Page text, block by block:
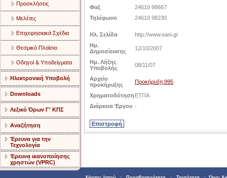
Προσκλήσεις
Μελέτες
Επιχειρησιακά Σχέδια
Θεσμικό Πλαίσιο
Οδηγοί & Υποδείγματα
Ηλεκτρονική Υποβολή
Downloads
Λεξικό Όρων Γ' ΚΠΣ
Αναζήτηση
Έρευνα για την
Τεχνολογία
Έρευνα ικανοποίησης
χρηστών (VPRC)
Φαξ
24610 98667
Τηλέφωνο
24610 98230
Ηλ. Σελίδα
http://www.eani.gr
Ημ.
Δημοσίευσης
12/10/2007
Ημ. Λήξης
Υποβολής
08/11/07
Αρχείο
προκήρυξης
Προκήρυξη:995
Χρηματοδότηση ΕΤΠΑ
Διάρκεια Έργου -